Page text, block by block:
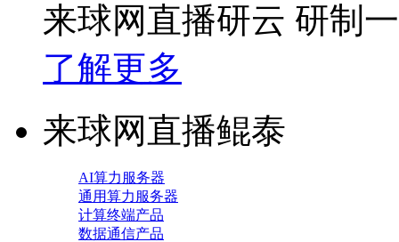
来球网直播研云 研制
了解更多
来球网直播鲲泰
AI算力服务器
通用算力服务器
计算终端产品
数据通信产品